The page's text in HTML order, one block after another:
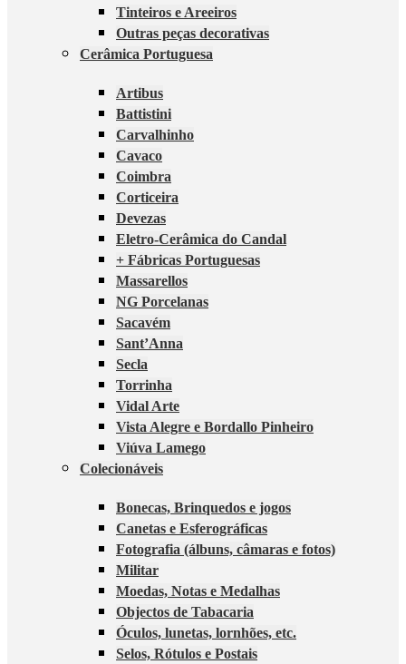
Tinteiros e Areeiros
Outras peças decorativas
Cerâmica Portuguesa
Artibus
Battistini
Carvalhinho
Cavaco
Coimbra
Corticeira
Devezas
Eletro-Cerâmica do Candal
+ Fábricas Portuguesas
Massarellos
NG Porcelanas
Sacavém
Sant’Anna
Secla
Torrinha
Vidal Arte
Vista Alegre e Bordallo Pinheiro
Viúva Lamego
Colecionáveis
Bonecas, Brinquedos e jogos
Canetas e Esferográficas
Fotografia (álbuns, câmaras e fotos)
Militar
Moedas, Notas e Medalhas
Objectos de Tabacaria
Óculos, lunetas, lornhões, etc.
Selos, Rótulos e Postais